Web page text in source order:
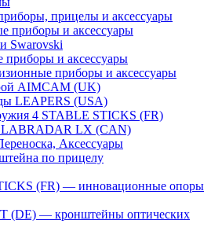
прицелы и аксессуары
приборы и аксессуары
Swarovski
и аксессуары
приборы и аксессуары
AIMCAM (UK)
LEAPERS (USA)
4 STABLE STICKS (FR)
LABRADAR LX (CAN)
Аксессуары
по прицелу
(FR) — инновационные опоры
(DE) — кронштейны оптических